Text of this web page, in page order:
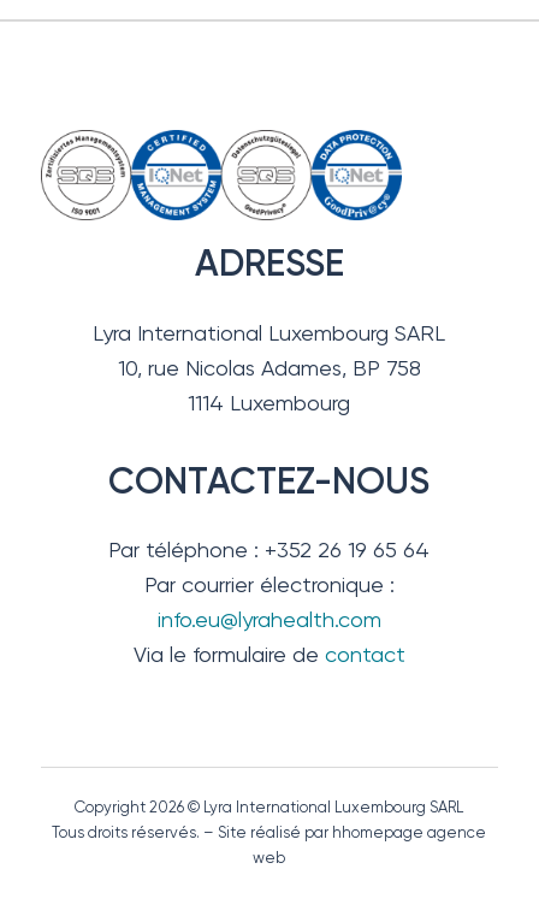
ADRESSE
Lyra International Luxembourg SARL
10, rue Nicolas Adames, BP 758
1114 Luxembourg
CONTACTEZ-NOUS
Par téléphone : +352 26 19 65 64
Par courrier électronique :
info.eu@lyrahealth.com
Via le formulaire de contact
Copyright 2026 © Lyra International Luxembourg SARL
Tous droits réservés. – Site réalisé par hhomepage agence
web